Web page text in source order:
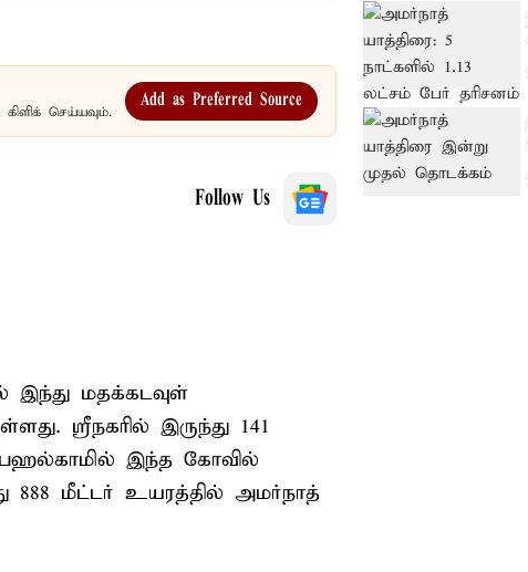
செய்யவும்.
Add as Preferred Source
Follow Us
இந்து மதக்கடவுள்
ஸ்ரீநகரில் இருந்து 141
இந்த கோவில்
888 மீட்டர் உயரத்தில் அமர்நாத்